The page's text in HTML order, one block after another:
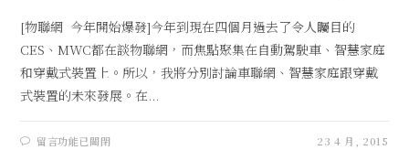
[物聯網 今年開始爆發]今年到現在四個月過去了令人矚目的
CES、MWC都在談物聯網，而焦點聚集在自動駕駛車、智慧家庭
和穿戴式裝置上。所以，我將分別討論車聯網、智慧家庭跟穿戴
式裝置的未來發展。在...
留言功能已關閉 23 4 月, 2015